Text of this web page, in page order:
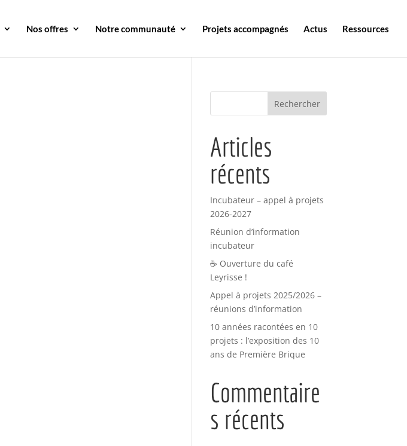
Nos offres Notre communauté Projets accompagnés Actus Ressources
Articles
récents
Incubateur – appel à projets
2026-2027
Réunion d’information
incubateur
☕ Ouverture du café
Leyrisse !
Appel à projets 2025/2026 –
réunions d’information
10 années racontées en 10
projets : l’exposition des 10
ans de Première Brique
Commentaire
s récents